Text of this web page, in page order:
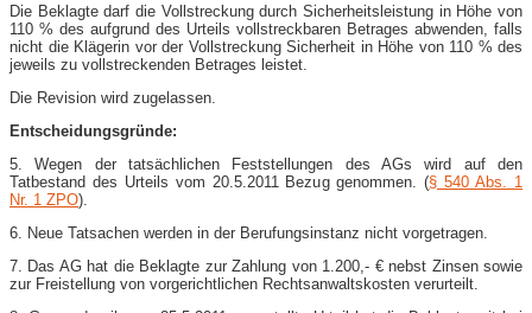
Die Beklagte darf die Vollstreckung durch Sicherheitsleistung in Höhe von
110 % des aufgrund des Urteils vollstreckbaren Betrages abwenden, falls
nicht die Klägerin vor der Vollstreckung Sicherheit in Höhe von 110 % des
jeweils zu vollstreckenden Betrages leistet.
Die Revision wird zugelassen.
Entscheidungsgründe:
5. Wegen der tatsächlichen Feststellungen des AGs wird auf den
Tatbestand des Urteils vom 20.5.2011 Bezug genommen. (§ 540 Abs. 1
Nr. 1 ZPO).
6. Neue Tatsachen werden in der Berufungsinstanz nicht vorgetragen.
7. Das AG hat die Beklagte zur Zahlung von 1.200,- € nebst Zinsen sowie
zur Freistellung von vorgerichtlichen Rechtsanwaltskosten verurteilt.